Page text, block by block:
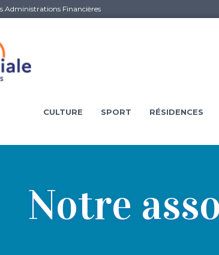
Administrations Financières
CULTURE SPORT RÉSIDENCES
Notre